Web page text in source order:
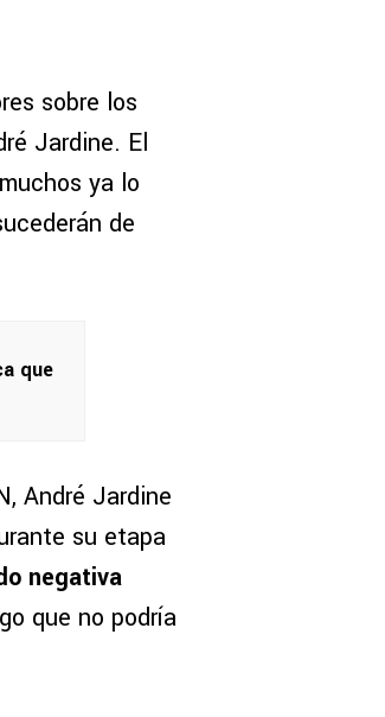
sobre los
Jardine. El
ya lo
de
que
André Jardine
su etapa
negativa
que no podría